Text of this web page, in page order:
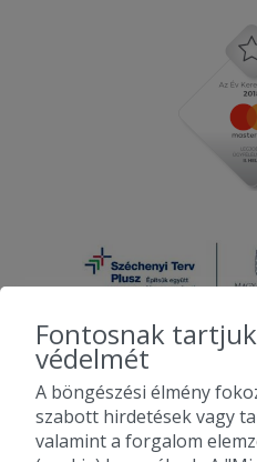
2010-2026 Copyright -
Pizza, gyros, hamburger, menük
Fontosnak
védelmét
A böngészési élmény
szabott hirdetések vagy
valamint a forgalom